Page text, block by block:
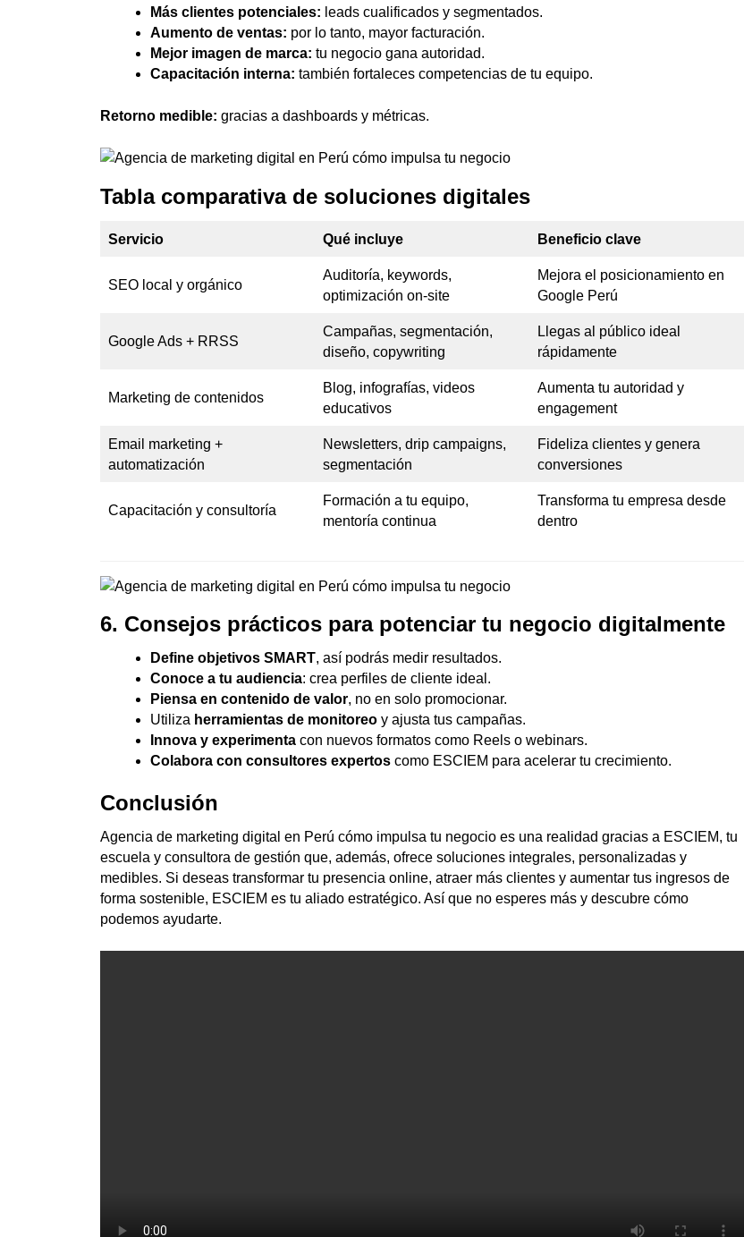
Más clientes potenciales: leads cualificados y segmentados.
Aumento de ventas: por lo tanto, mayor facturación.
Mejor imagen de marca: tu negocio gana autoridad.
Capacitación interna: también fortaleces competencias de tu equipo.
Retorno medible: gracias a dashboards y métricas.
Tabla comparativa de soluciones digitales
Servicio Qué incluye Beneficio clave
SEO local y orgánico
Auditoría, keywords,
optimización on‑site
Mejora el posicionamiento en
Google Perú
Google Ads + RRSS
Campañas, segmentación,
diseño, copywriting
Llegas al público ideal
rápidamente
Marketing de contenidos
Blog, infografías, videos
educativos
Aumenta tu autoridad y
engagement
Email marketing +
automatización
Newsletters, drip campaigns,
segmentación
Fideliza clientes y genera
conversiones
Capacitación y consultoría
Formación a tu equipo,
mentoría continua
Transforma tu empresa desde
dentro
6. Consejos prácticos para potenciar tu negocio digitalmente
Define objetivos SMART, así podrás medir resultados.
Conoce a tu audiencia: crea perfiles de cliente ideal.
Piensa en contenido de valor, no en solo promocionar.
Utiliza herramientas de monitoreo y ajusta tus campañas.
Innova y experimenta con nuevos formatos como Reels o webinars.
Colabora con consultores expertos como ESCIEM para acelerar tu crecimiento.
Conclusión
Agencia de marketing digital en Perú cómo impulsa tu negocio es una realidad gracias a ESCIEM, tu
escuela y consultora de gestión que, además, ofrece soluciones integrales, personalizadas y
medibles. Si deseas transformar tu presencia online, atraer más clientes y aumentar tus ingresos de
forma sostenible, ESCIEM es tu aliado estratégico. Así que no esperes más y descubre cómo
podemos ayudarte.